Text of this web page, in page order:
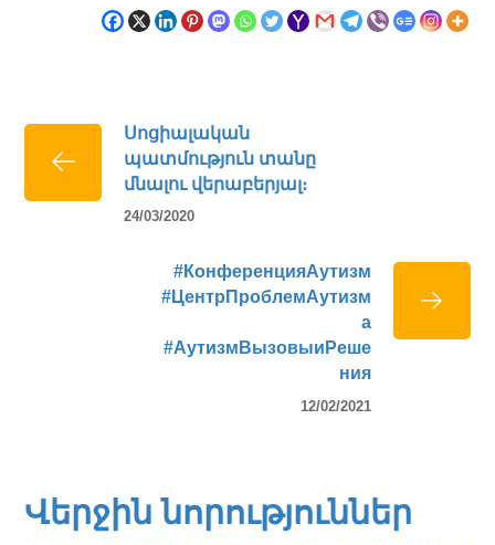
Սոցիալական
պատմություն տանը
մնալու վերաբերյալ։
24/03/2020
#КонференцияАутизм
#ЦентрПроблемАутизм
а
#АутизмВызовыиРеше
ния
12/02/2021
Վերջին նորություններ